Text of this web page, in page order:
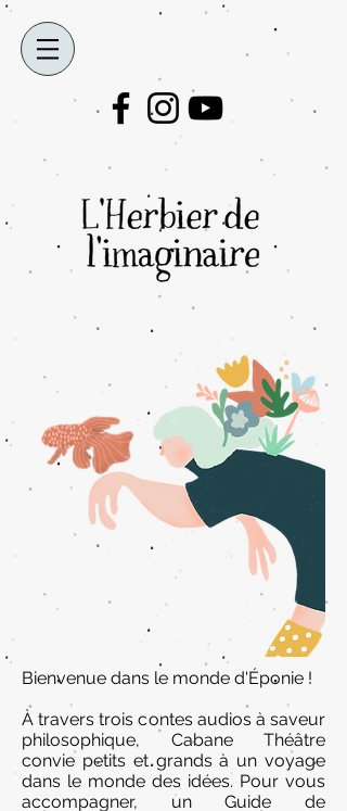
Bienvenue dans le monde d'Éponie !
À travers trois contes audios à saveur
philosophique, Cabane Théâtre
convie petits et grands à un voyage
dans le monde des idées. Pour vous
accompagner, un Guide de